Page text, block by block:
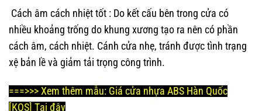
Cách âm cách nhiệt tốt : Do kết cấu bên trong cửa có
nhiều khoảng trống do khung xương tạo ra nên có phần
cách âm, cách nhiệt. Cánh cửa nhẹ, tránh được tình trạng
xệ bản lề và giảm tải trọng công trình.
===>>> Xem thêm mẫu: Giá cửa nhựa ABS Hàn Quốc
[KOS] Tại đây